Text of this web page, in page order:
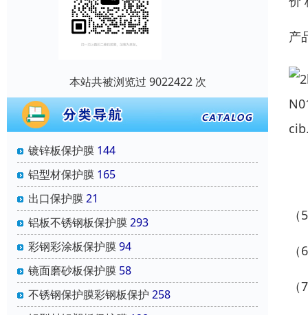
本站共被浏览过 9022422 次
镀锌板保护膜 144
铝型材保护膜 165
出口保护膜21
铝板不锈钢板保护膜293
彩钢彩涂板保护膜94
镜面磨砂板保护膜 58
不锈钢保护膜彩钢板保护 258
产